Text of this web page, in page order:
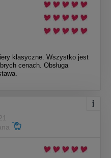
klasyczne. Wszystko jest
cenach. Obsługa